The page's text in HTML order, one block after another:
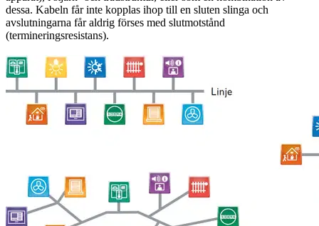
dessa. Kabeln får inte kopplas ihop till en sluten slinga och
avslutningarna får aldrig förses med slutmotstånd
(termineringsresistans).